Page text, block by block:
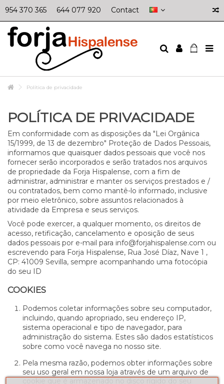
954 370 365 644 077 920 Contact
Política de privacidade
POLÍTICA DE PRIVACIDADE
Em conformidade com as disposições da "Lei Orgânica
15/1999, de 13 de dezembro" Proteção de Dados Pessoais,
informamos que quaisquer dados pessoais que você nos
fornecer serão incorporados e serão tratados nos arquivos
de propriedade da Forja Hispalense, com a fim de
administrar, administrar e manter os serviços prestados e /
ou contratados, bem como mantê-lo informado, inclusive
por meio eletrônico, sobre assuntos relacionados à
atividade da Empresa e seus serviços.
Você pode exercer, a qualquer momento, os direitos de
acesso, retificação, cancelamento e oposição de seus
dados pessoais por e-mail para info@forjahispalense.com ou
escrevendo para Forja Hispalense, Rua José Díaz, Nave 1 ,
CP: 41009 Sevilla, sempre acompanhando uma fotocópia
do seu ID
COOKIES
Podemos coletar informações sobre seu computador,
incluindo, quando apropriado, seu endereço IP,
sistema operacional e tipo de navegador, para
administração do sistema. Estes são dados estatísticos
sobre como você navega no nosso site.
Pela mesma razão, podemos obter informações sobre
seu uso geral em nossa loja através de um arquivo de